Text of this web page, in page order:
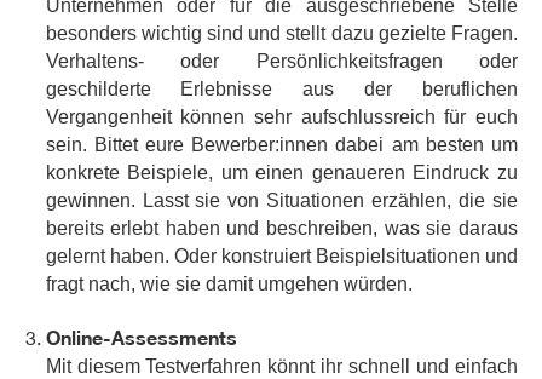
Unternehmen oder für die ausgeschriebene Stelle
besonders wichtig sind und stellt dazu gezielte Fragen.
Verhaltens- oder Persönlichkeitsfragen oder
geschilderte Erlebnisse aus der beruflichen
Vergangenheit können sehr aufschlussreich für euch
sein. Bittet eure Bewerber:innen dabei am besten um
konkrete Beispiele, um einen genaueren Eindruck zu
gewinnen. Lasst sie von Situationen erzählen, die sie
bereits erlebt haben und beschreiben, was sie daraus
gelernt haben. Oder konstruiert Beispielsituationen und
fragt nach, wie sie damit umgehen würden.
Online-Assessments
Mit diesem Testverfahren könnt ihr schnell und einfach